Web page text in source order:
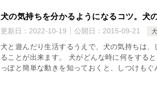
犬の気持ちを分かるようになるコツ。犬
更新日： 2022-10-19 公開日： 2015-09-21 犬
犬と遊んだり生活するうえで、犬の気持ちは
ることが出来ます。 犬がどんな時に何をする
っぽと簡単な動きを知っておくと、しつけもぐ